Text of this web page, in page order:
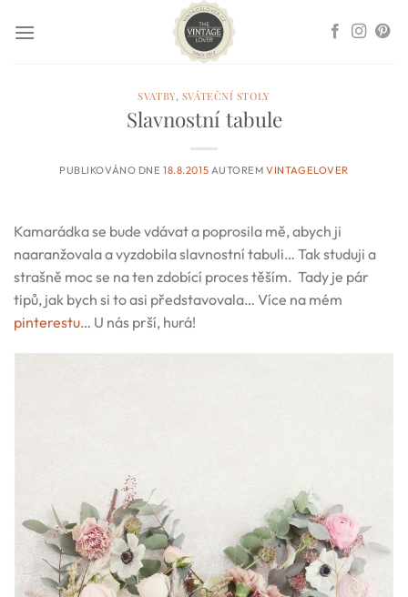
SVATBY, SVÁTEČNÍ STOLY
Slavnostní tabule
PUBLIKOVÁNO DNE18.8.2015 AUTOREMVINTAGELOVER
Kamarádka se bude vdávat a poprosila mě, abych ji
naaranžovala a vyzdobila slavnostní tabuli… Tak studuji a
strašně moc se na ten zdobící proces těším. Tady je pár
tipů, jak bych si to asi představovala… Více na mém
pinterestu… U nás prší, hurá!